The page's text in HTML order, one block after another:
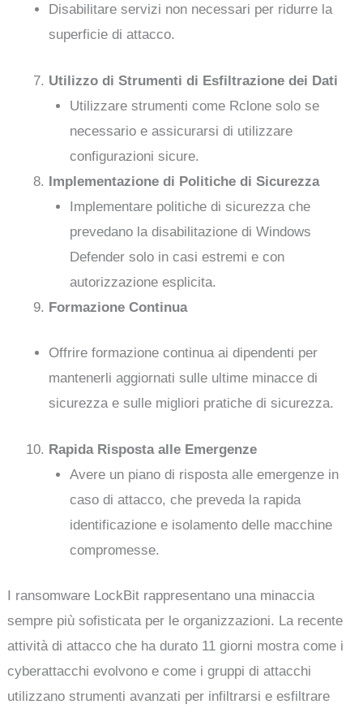
Disabilitare servizi non necessari per ridurre la
superficie di attacco.
Utilizzo di Strumenti di Esfiltrazione dei Dati
Utilizzare strumenti come Rclone solo se
necessario e assicurarsi di utilizzare
configurazioni sicure.
Implementazione di Politiche di Sicurezza
Implementare politiche di sicurezza che
prevedano la disabilitazione di Windows
Defender solo in casi estremi e con
autorizzazione esplicita.
Formazione Continua
Offrire formazione continua ai dipendenti per
mantenerli aggiornati sulle ultime minacce di
sicurezza e sulle migliori pratiche di sicurezza.
Rapida Risposta alle Emergenze
Avere un piano di risposta alle emergenze in
caso di attacco, che preveda la rapida
identificazione e isolamento delle macchine
compromesse.
I ransomware LockBit rappresentano una minaccia
sempre più sofisticata per le organizzazioni. La recente
attività di attacco che ha durato 11 giorni mostra come i
cyberattacchi evolvono e come i gruppi di attacchi
utilizzano strumenti avanzati per infiltrarsi e esfiltrare